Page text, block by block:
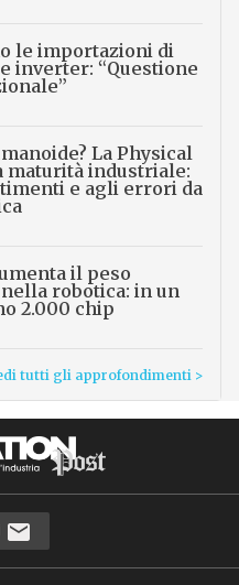
le importazioni di
inverter: “Questione
La Physical
maturità industriale:
e agli errori da
il peso
robotica: in un
2.000 chip
tutti gli approfondimenti >